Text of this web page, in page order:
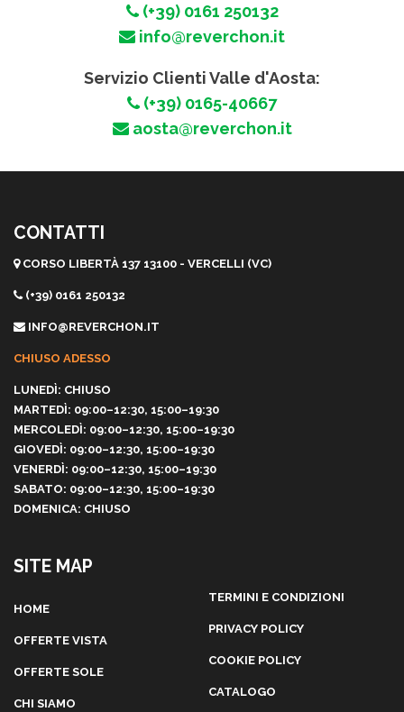
(+39) 0161 250132
info@reverchon.it
Servizio Clienti Valle d'Aosta:
(+39) 0165-40667
aosta@reverchon.it
CONTATTI
CORSO LIBERTÀ 137 13100 - VERCELLI (VC)
(+39) 0161 250132
INFO@REVERCHON.IT
CHIUSO ADESSO
LUNEDÌ: CHIUSO
MARTEDÌ: 09:00–12:30, 15:00–19:30
MERCOLEDÌ: 09:00–12:30, 15:00–19:30
GIOVEDÌ: 09:00–12:30, 15:00–19:30
VENERDÌ: 09:00–12:30, 15:00–19:30
SABATO: 09:00–12:30, 15:00–19:30
DOMENICA: CHIUSO
SITE MAP
HOME
OFFERTE VISTA
OFFERTE SOLE
CHI SIAMO
TERMINI E CONDIZIONI
PRIVACY POLICY
COOKIE POLICY
CATALOGO